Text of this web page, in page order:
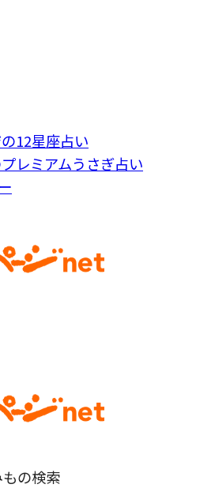
12星座占い
レミアムうさぎ占い
の検索